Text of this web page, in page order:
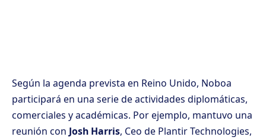
Según la agenda prevista en Reino Unido, Noboa
participará en una serie de actividades diplomáticas,
comerciales y académicas. Por ejemplo, mantuvo una
reunión con Josh Harris, Ceo de Plantir Technologies,